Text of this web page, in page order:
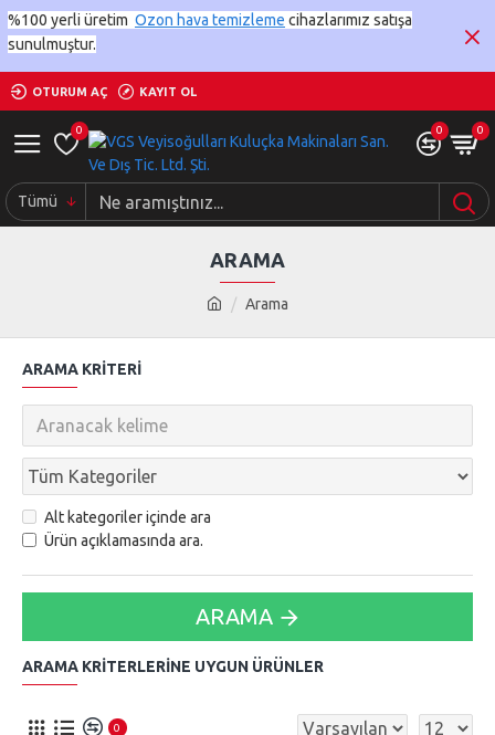
%100 yerli üretim Ozon hava temizleme cihazlarımız satışa
sunulmuştur.
OTURUM AÇ KAYIT OL
0 0 0
Tümü
Arama
ARAMA
ARAMA KRITERI
Alt kategoriler içinde ara
Ürün açıklamasında ara.
ARAMA
ARAMA KRITERLERINE UYGUN ÜRÜNLER
0